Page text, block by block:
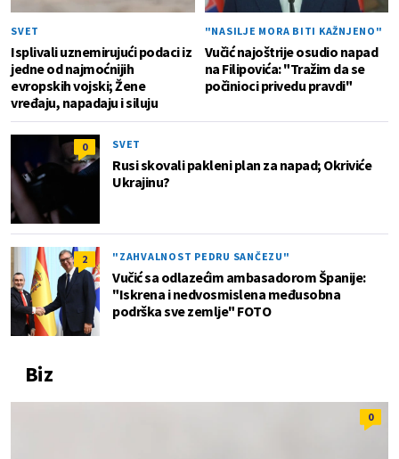
SVET
Isplivali uznemirujući podaci iz
jedne od najmoćnijih
evropskih vojski; Žene
vređaju, napadaju i siluju
"NASILJE MORA BITI KAŽNJENO"
Vučić najoštrije osudio napad
na Filipovića: "Tražim da se
počinioci privedu pravdi"
0 SVET
Rusi skovali pakleni plan za napad; Okriviće
Ukrajinu?
2 "ZAHVALNOST PEDRU SANČEZU"
Vučić sa odlazećim ambasadorom Španije:
"Iskrena i nedvosmislena međusobna
podrška sve zemlje" FOTO
Biz
0